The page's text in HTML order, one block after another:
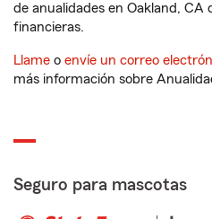
de anualidades en Oakland, CA
financieras.
Llame o envíe un correo
más información sobre
Seguro para mascotas